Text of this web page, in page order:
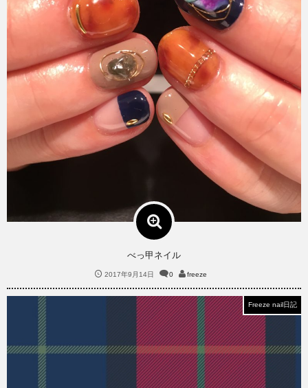
べっ甲ネイル
2017年9月14日 0 freeze
Freeze nail日記